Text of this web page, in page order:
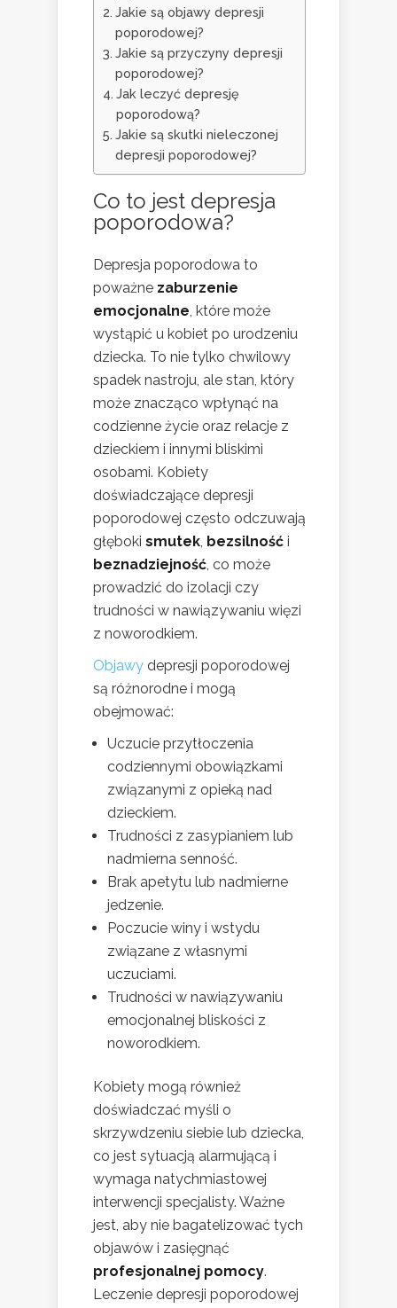
Jakie są objawy depresji
poporodowej?
Jakie są przyczyny depresji
poporodowej?
Jak leczyć depresję
poporodową?
Jakie są skutki nieleczonej
depresji poporodowej?
Co to jest depresja
poporodowa?
Depresja poporodowa to
poważne zaburzenie
emocjonalne , które może
wystąpić u kobiet po urodzeniu
dziecka. To nie tylko chwilowy
spadek nastroju, ale stan, który
może znacząco wpłynąć na
codzienne życie oraz relacje z
dzieckiem i innymi bliskimi
osobami. Kobiety
doświadczające depresji
poporodowej często odczuwają
głęboki smutek bezsilność i
beznadziejność , co może
prowadzić do izolacji czy
trudności w nawiązywaniu więzi
z noworodkiem.
Objawy depresji poporodowej
są różnorodne i mogą
obejmować:
Uczucie przytłoczenia
codziennymi obowiązkami
związanymi z opieką nad
dzieckiem.
Trudności z zasypianiem lub
nadmierna senność.
Brak apetytu lub nadmierne
jedzenie.
Poczucie winy i wstydu
związane z własnymi
uczuciami.
Trudności w nawiązywaniu
emocjonalnej bliskości z
noworodkiem.
Kobiety mogą również
doświadczać myśli o
skrzywdzeniu siebie lub dziecka,
co jest sytuacją alarmującą i
wymaga natychmiastowej
interwencji specjalisty. Ważne
jest, aby nie bagatelizować tych
objawów i zasięgnąć
profesjonalnej pomocy.
Leczenie depresji poporodowej